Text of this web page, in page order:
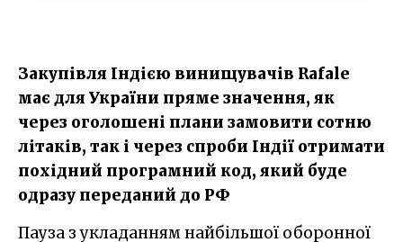
Закупівля Індією винищувачів Rafale
має для України пряме значення, як
через оголошені плани замовити сотню
літаків, так і через спроби Індії отримати
похідний програмний код, який буде
одразу переданий до РФ
Пауза з укладанням найбільшої оборонної